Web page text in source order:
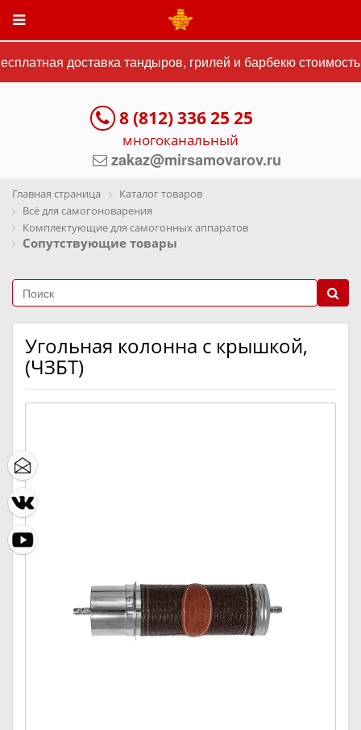
доставка тандыров, грилей и барбекю
8 (812) 336 25 25
многоканальный
zakaz@mirsamovarov.ru
Главная страница
Каталог товаров
Всё для самогоноварения
Комплектующие для самогонных аппаратов
Сопутствующие товары
Угольная колонна с крышкой,
(ЧЗБТ)